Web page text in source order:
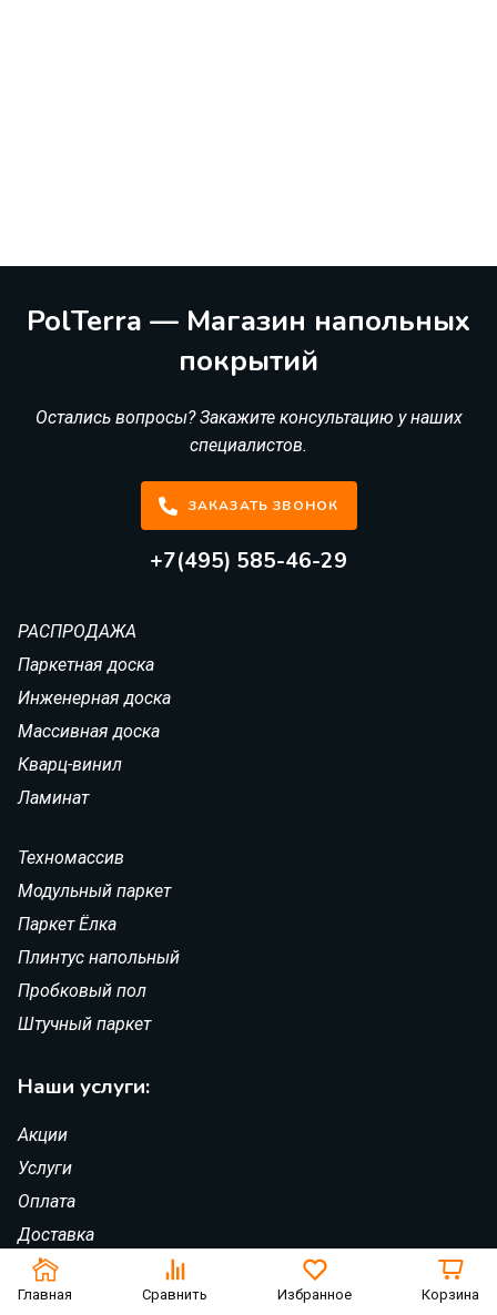
Главная Сравнить Избранное Корзина
PolTerra — Магазин напольных
покрытий
Остались вопросы? Закажите консультацию у наших
специалистов.
ЗАКАЗАТЬ ЗВОНОК
+7(495) 585-46-29
РАСПРОДАЖА
Паркетная доска
Инженерная доска
Массивная доска
Кварц-винил
Ламинат
Техномассив
Модульный паркет
Паркет Ёлка
Плинтус напольный
Пробковый пол
Штучный паркет
Наши услуги:
Акции
Услуги
Оплата
Доставка
Партнерские программы
Контакты